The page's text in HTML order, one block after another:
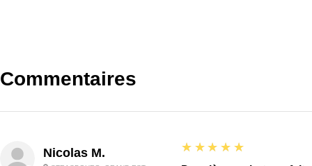
Commentaires
Nicolas M. 5
★★★★★